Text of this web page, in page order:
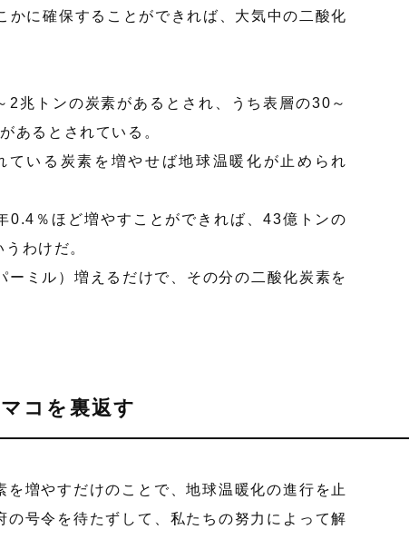
かに確保することができれば、大気中の二酸化
兆トンの炭素があるとされ、うち表層の30～
あるとされている。
ている炭素を増やせば地球温暖化が止められ
0.4％ほど増やすことができれば、43億トンの
わけだ。
ミル）増えるだけで、その分の二酸化炭素を
コを裏返す
を増やすだけのことで、地球温暖化の進行を止
号令を待たずして、私たちの努力によって解